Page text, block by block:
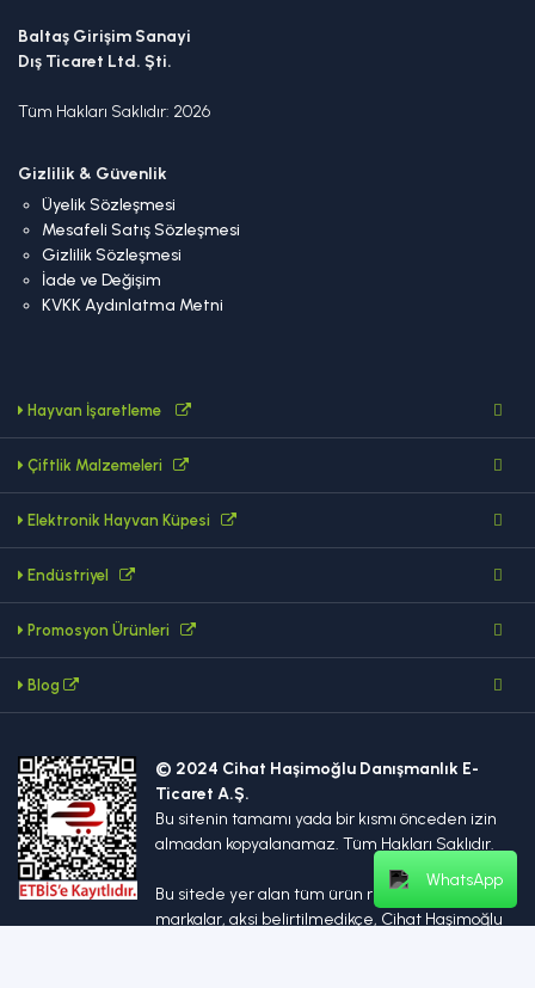
Baltaş Girişim Sanayi
Dış Ticaret Ltd. Şti.
Tüm Hakları Saklıdır: 2026
Gizlilik & Güvenlik
Üyelik Sözleşmesi
Mesafeli Satış Sözleşmesi
Gizlilik Sözleşmesi
İade ve Değişim
KVKK Aydınlatma Metni
Hayvan İşaretleme
Çiftlik Malzemeleri
Elektronik Hayvan Küpesi
Endüstriyel
Promosyon Ürünleri
Blog
© 2024 Cihat Haşimoğlu Danışmanlık E-
Ticaret A.Ş.
Bu sitenin tamamı yada bir kısmı önceden izin
almadan kopyalanamaz. Tüm Hakları Saklıdır.
Bu sitede yer alan tüm ürün resimleri ve
markalar, aksi belirtilmedikçe, Cihat Haşimoğlu
WhatsApp